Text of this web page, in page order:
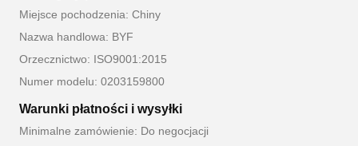
Miejsce pochodzenia: Chiny
Nazwa handlowa: BYF
Orzecznictwo: ISO9001:2015
Numer modelu: 0203159800
Warunki płatności i wysyłki
Minimalne zamówienie: Do negocjacji